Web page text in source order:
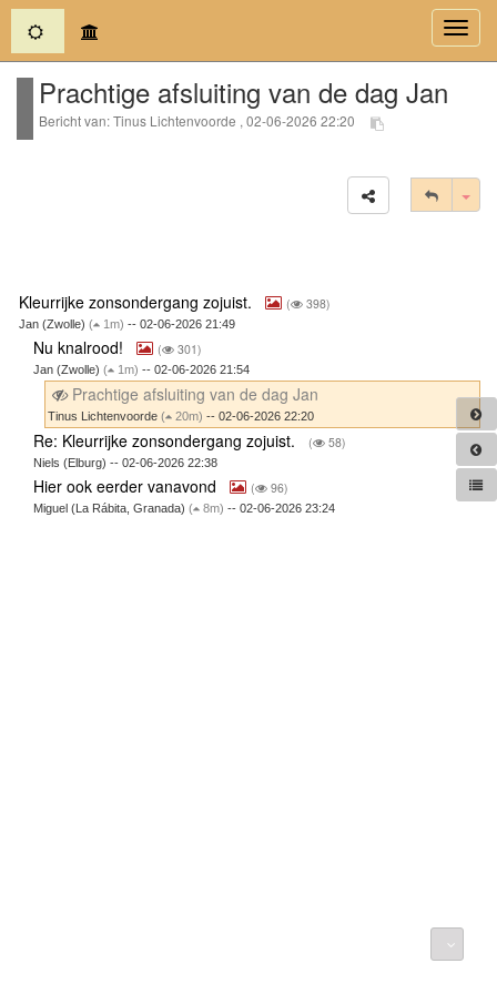
(current)
Prachtige afsluiting van de dag Jan
Bericht van: Tinus Lichtenvoorde , 02-06-2026 22:20
Kleurrijke zonsondergang zojuist. ( 398)
Jan (Zwolle) ( 1m) -- 02-06-2026 21:49
Nu knalrood! ( 301)
Jan (Zwolle) ( 1m) -- 02-06-2026 21:54
Prachtige afsluiting van de dag Jan
Tinus Lichtenvoorde( 20m) -- 02-06-2026 22:20
Re: Kleurrijke zonsondergang zojuist. ( 58)
Niels (Elburg) -- 02-06-2026 22:38
Hier ook eerder vanavond ( 96)
Miguel (La Rábita, Granada) ( 8m) -- 02-06-2026 23:24